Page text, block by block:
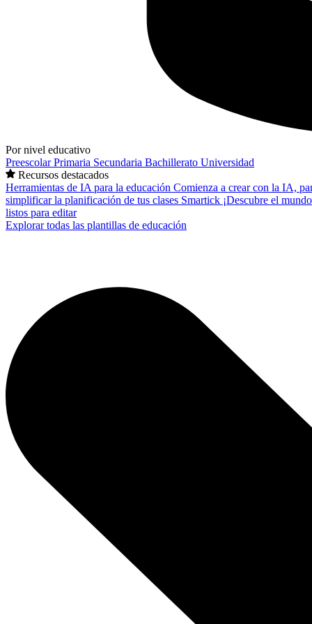
Por nivel educativo
PreescolarPrimaria Secundaria Bachillerato Universidad
Recursos destacados
Herramientas de IA para la educación Comienza a crear con la IA,
simplificar la planificación de tus clases Smartick ¡Descubre el
listos para editar
Explorar todas las plantillas de educación